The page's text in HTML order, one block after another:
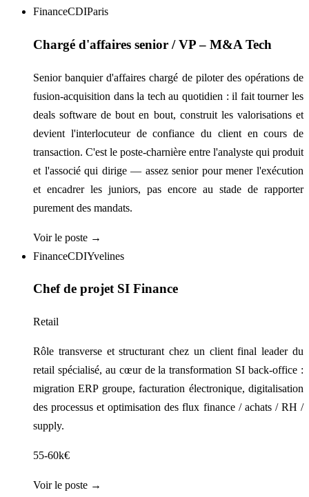
FinanceCDIParis
Chargé d'affaires senior / VP – M&A Tech
Senior banquier d'affaires chargé de piloter des opérations de
fusion-acquisition dans la tech au quotidien : il fait tourner les
deals software de bout en bout, construit les valorisations et
devient l'interlocuteur de confiance du client en cours de
transaction. C'est le poste-charnière entre l'analyste qui produit
et l'associé qui dirige — assez senior pour mener l'exécution
et encadrer les juniors, pas encore au stade de rapporter
purement des mandats.
Voir le poste →
FinanceCDIYvelines
Chef de projet SI Finance
Retail
Rôle transverse et structurant chez un client final leader du
retail spécialisé, au cœur de la transformation SI back-office :
migration ERP groupe, facturation électronique, digitalisation
des processus et optimisation des flux finance / achats / RH /
supply.
55-60k€
Voir le poste →